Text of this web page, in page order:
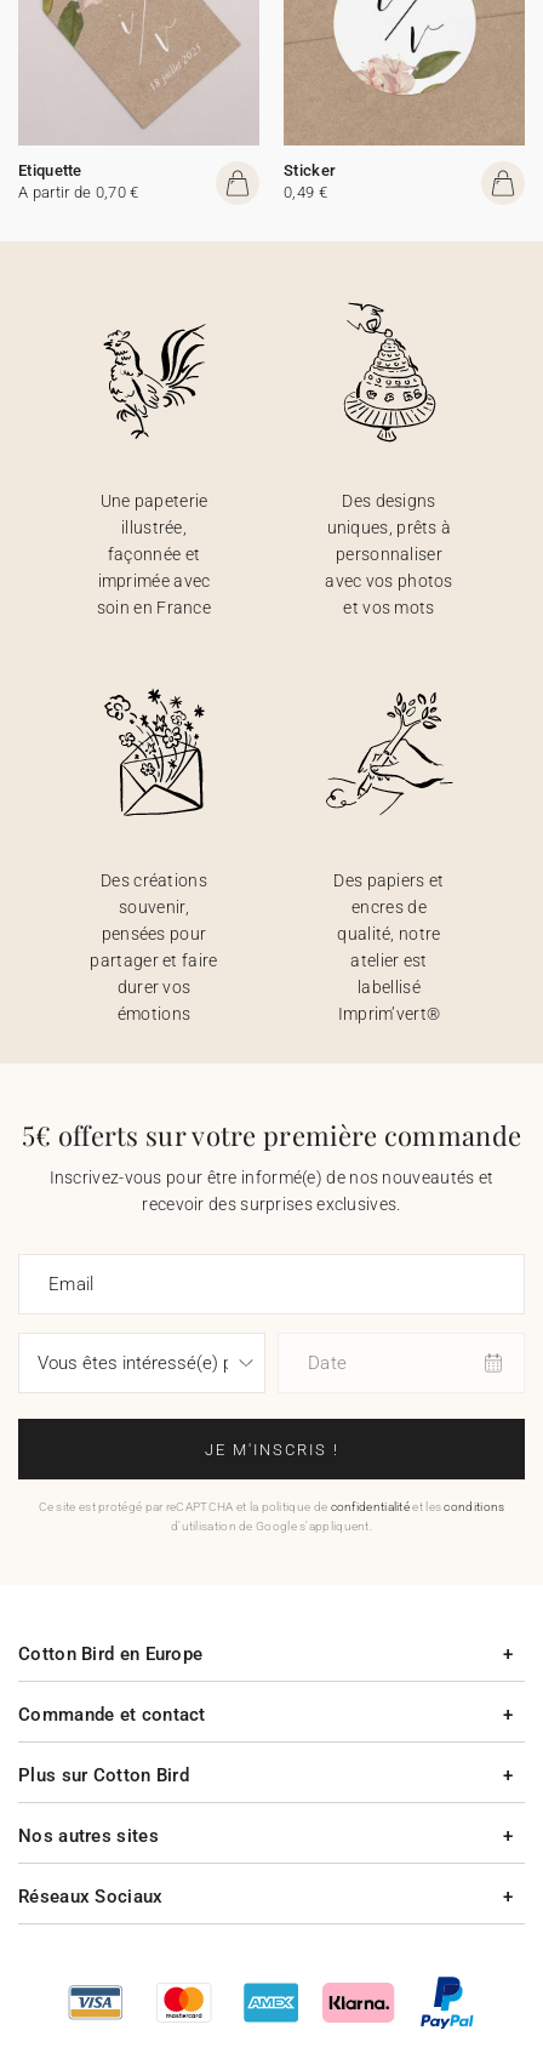
Etiquette
A partir de 0,70 €
Sticker
0,49 €
Une papeterie
illustrée,
façonnée et
imprimée avec
soin en France
Des designs
uniques, prêts à
personnaliser
avec vos photos
et vos mots
Des créations
souvenir,
pensées pour
partager et faire
durer vos
émotions
Des papiers et
encres de
qualité, notre
atelier est
labellisé
Imprim’vert®
5€ offerts sur votre première commande
Inscrivez-vous pour être informé(e) de nos nouveautés et
recevoir des surprises exclusives.
Email
Date
JE M'INSCRIS !
Ce site est protégé par reCAPTCHA et la politique de confidentialitéet lesconditions
d'utilisation de Google s'appliquent.
Commande et contact
Plus sur Cotton Bird
Cotton Bird en Europe
Nos autres sites
Réseaux Sociaux